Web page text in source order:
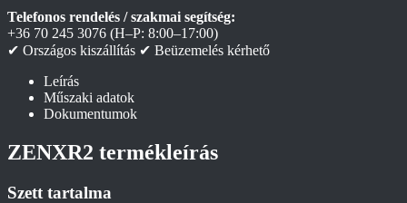
Telefonos rendelés / szakmai segítség:
+36 70 245 3076 (H–P: 8:00–17:00)
✔ Országos kiszállítás ✔ Beüzemelés kérhető
Leírás
Műszaki adatok
Dokumentumok
ZENXR2 termékleírás
Szett tartalma